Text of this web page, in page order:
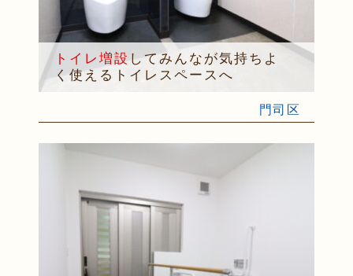
トイレ増設 してみんなが気持ちよ
く使えるトイレスペースへ
門司区